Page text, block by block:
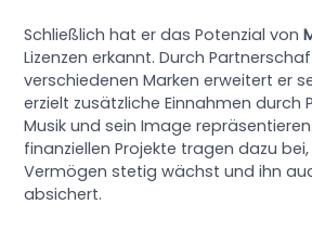
Schließlich hat er das Potenzial von
Lizenzen erkannt. Durch
verschiedenen Marken erweitert er
erzielt zusätzliche Einnahmen durch
Musik und sein Image
finanziellen Projekte tragen dazu
Vermögen stetig wächst und ihn
absichert.